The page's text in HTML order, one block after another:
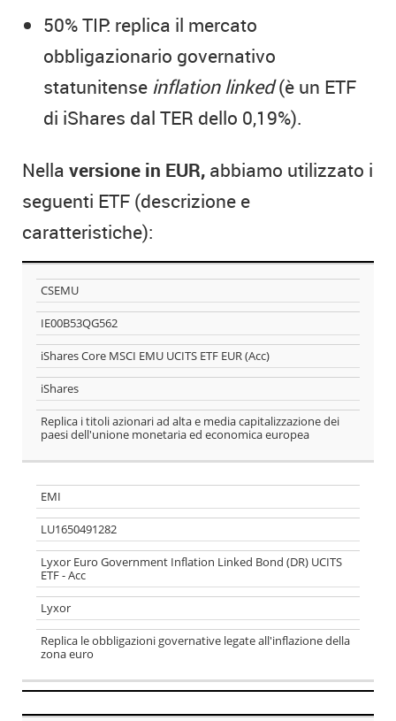
50% TIP: replica il mercato
obbligazionario governativo
statunitense inflation linked(è un ETF
di iShares dal TER dello 0,19%).
Nella versione in EUR, abbiamo utilizzato i
seguenti ETF (descrizione e
caratteristiche):
DESCRIZIONE
DEGLI ETF CHE
COMPONGONO
IL COUCH
POTATO
Ticker
ISIN
Nome
Società
emittente
CSEMU
IE00B53QG562
iShares Core MSCI EMU UCITS ETF EUR (Acc)
iShares
Replica i titoli azionari ad alta e media capitalizzazione dei
paesi dell'unione monetaria ed economica europea
EMI
LU1650491282
Lyxor Euro Government Inflation Linked Bond (DR) UCITS
ETF - Acc
Lyxor
Replica le obbligazioni governative legate all'inflazione della
zona euro